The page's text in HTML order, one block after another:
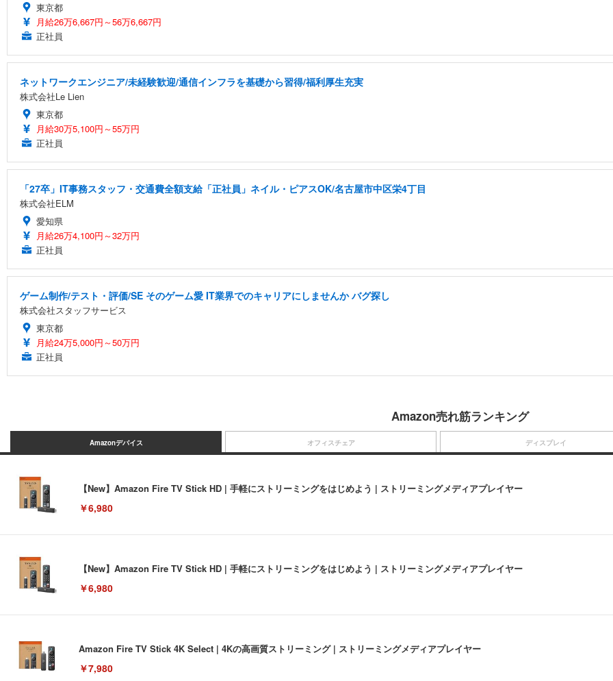
東京都
月給26万6,667円～56万6,667円
正社員
ネットワークエンジニア/未経験歓迎/通信インフラを基礎から習得/福利厚生充実
株式会社Le Lien
東京都
月給30万5,100円～55万円
正社員
「27卒」IT事務スタッフ・交通費全額支給「正社員」ネイル・ピアスOK/名古屋市中区栄4丁目
株式会社ELM
愛知県
月給26万4,100円～32万円
正社員
ゲーム制作/テスト・評価/SE そのゲーム愛 IT業界でのキャリアにしませんか バグ探し
株式会社スタッフサービス
東京都
月給24万5,000円～50万円
正社員
Amazon売れ筋ランキング
Amazonデバイス
【New】Amazon Fire TV Stick HD | 手軽にストリーミングをはじめよう | ストリーミングメディアプレイヤー
￥6,980
【New】Amazon Fire TV Stick HD | 手軽にストリーミングをはじめよう | ストリーミングメディアプレイヤー
￥6,980
Amazon Fire TV Stick 4K Select | 4Kの高画質ストリーミング | ストリーミングメディアプレイヤー
￥7,980
オフィスチェア ディスプレイ